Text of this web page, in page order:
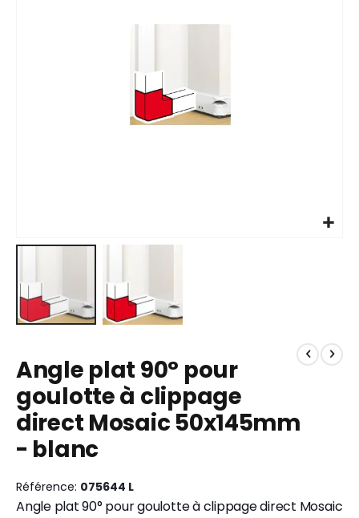
the
beginning
of
the
images
gallery
Angle plat 90° pour
goulotte à clippage
direct Mosaic 50x145mm
- blanc
Référence 075644 L
Angle plat 90° pour goulotte à clippage direct Mosaic